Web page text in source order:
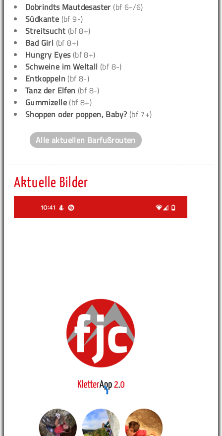
Dobrindts Mautdesaster (bf 6-/6)
Südkante (bf 9-)
Streitsucht (bf 8+)
Bad Girl (bf 8+)
Hungry Eyes(bf 8+)
Schweine im Weltall (bf 8-)
Entkoppeln (bf 8-)
Tanz der Elfen (bf 8-)
Gummizelle (bf 8+)
Shoppen oder poppen, Baby? (bf 7+)
Alle aktuellen Barfußrouten
Aktuelle Bilder